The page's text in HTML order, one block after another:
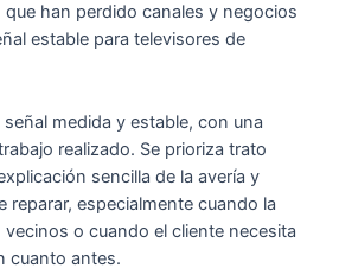
han perdido canales y negocios
estable para televisores de
medida y estable, con una
realizado. Se prioriza trato
sencilla de la avería y
reparar, especialmente cuando la
o cuando el cliente necesita
cuanto antes.